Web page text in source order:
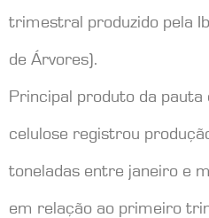
trimestral produzido pela
de Árvores).
Principal produto da
celulose registrou
toneladas entre janeiro e
em relação ao primeiro